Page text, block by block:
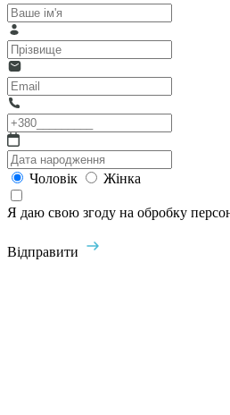
Чоловік Жінка
Я даю свою згоду на обробку
Відправити